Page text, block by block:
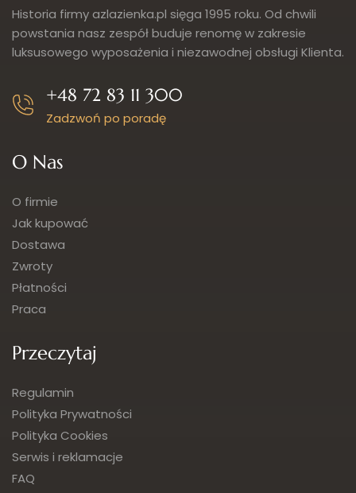
Historia firmy azlazienka.pl sięga 1995 roku. Od chwili
powstania nasz zespół buduje renomę w zakresie
luksusowego wyposażenia i niezawodnej obsługi Klienta.
+48 72 83 11 300
Zadzwoń po poradę
O Nas
O firmie
Jak kupować
Dostawa
Zwroty
Płatności
Praca
Przeczytaj
Regulamin
Polityka Prywatności
Polityka Cookies
Serwis i reklamacje
FAQ